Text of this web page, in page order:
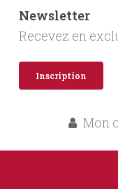
Newsletter
Recevez en
Inscription
Mon